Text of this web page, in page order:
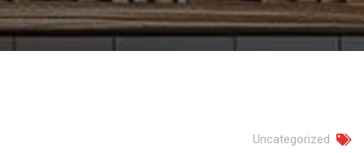
Uncategorized